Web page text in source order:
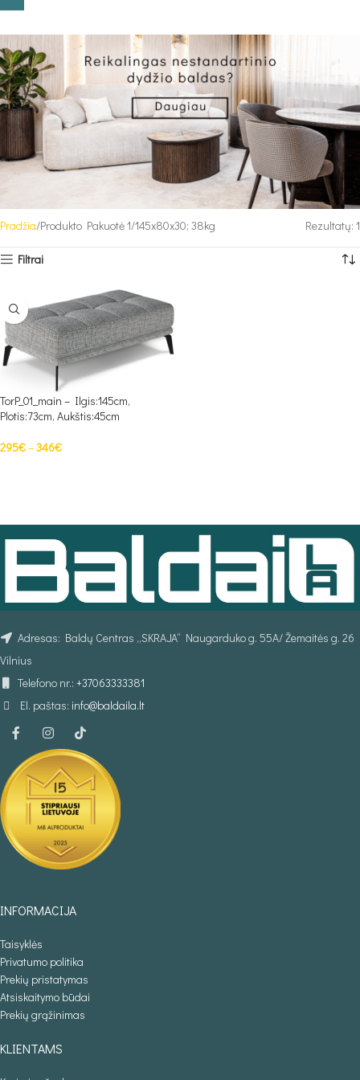
Pradžia Produkto Pakuotė 1 145x80x30; 38kg Rezultatų: 1
Filtrai
TorP_01_main – Ilgis:145cm,
Plotis:73cm, Aukštis:45cm
295€–346€
Adresas: Baldų Centras „SKRAJA“ Naugarduko g. 55A/ Žemaitės g. 26
Vilnius
Telefono nr.: +37063333381
El. paštas: info@baldaila.lt
INFORMACIJA
Taisyklės
Privatumo politika
Prekių pristatymas
Atsiskaitymo būdai
Prekių grąžinimas
KLIENTAMS